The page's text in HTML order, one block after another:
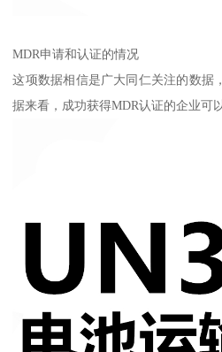
MDR申请和认证的情况
这项数据相信是广大同仁关注的数据
据来看，成功获得MDR认证的企业可